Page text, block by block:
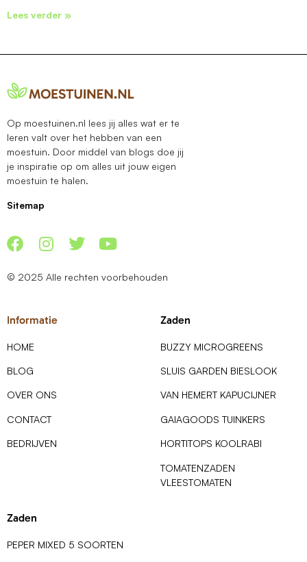
Lees verder »
Op moestuinen.nl lees jij alles wat er te
leren valt over het hebben van een
moestuin. Door middel van blogs doe jij
je inspiratie op om alles uit jouw eigen
moestuin te halen.
Sitemap
© 2025 Alle rechten voorbehouden
Informatie
HOME
BLOG
OVER ONS
CONTACT
BEDRIJVEN
Zaden
BUZZY MICROGREENS
SLUIS GARDEN BIESLOOK
VAN HEMERT KAPUCIJNER
GAIAGOODS TUINKERS
HORTITOPS KOOLRABI
TOMATENZADEN
VLEESTOMATEN
Zaden
PEPER MIXED 5 SOORTEN